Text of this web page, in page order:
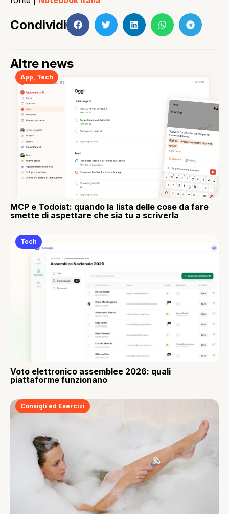
Condividi
Altre news
App, Tech
MCP e Todoist: quando la lista delle cose da fare
smette di aspettare che sia tu a scriverla
Tech
Voto elettronico assemblee 2026: quali
piattaforme funzionano
Consigli ed Esercizi